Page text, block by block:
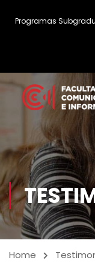
Programas
Home